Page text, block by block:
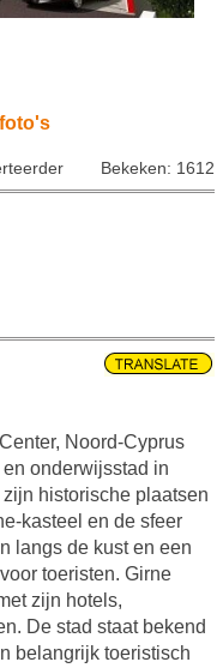
Bekeken: 1612
Noord-Cyprus
onderwijsstad in
historische plaatsen
kasteel en de sfeer
langs de kust en een
toeristen. Girne
zijn hotels,
De stad staat bekend
belangrijk toeristisch